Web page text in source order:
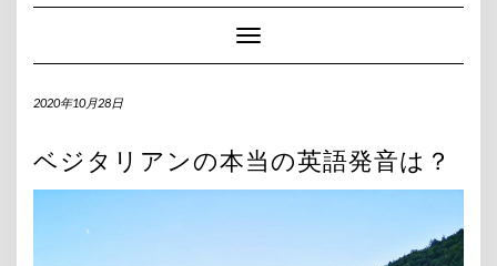
Toggle Navigation
2020年10月28日
ベジタリアンの本当の英語発音は？